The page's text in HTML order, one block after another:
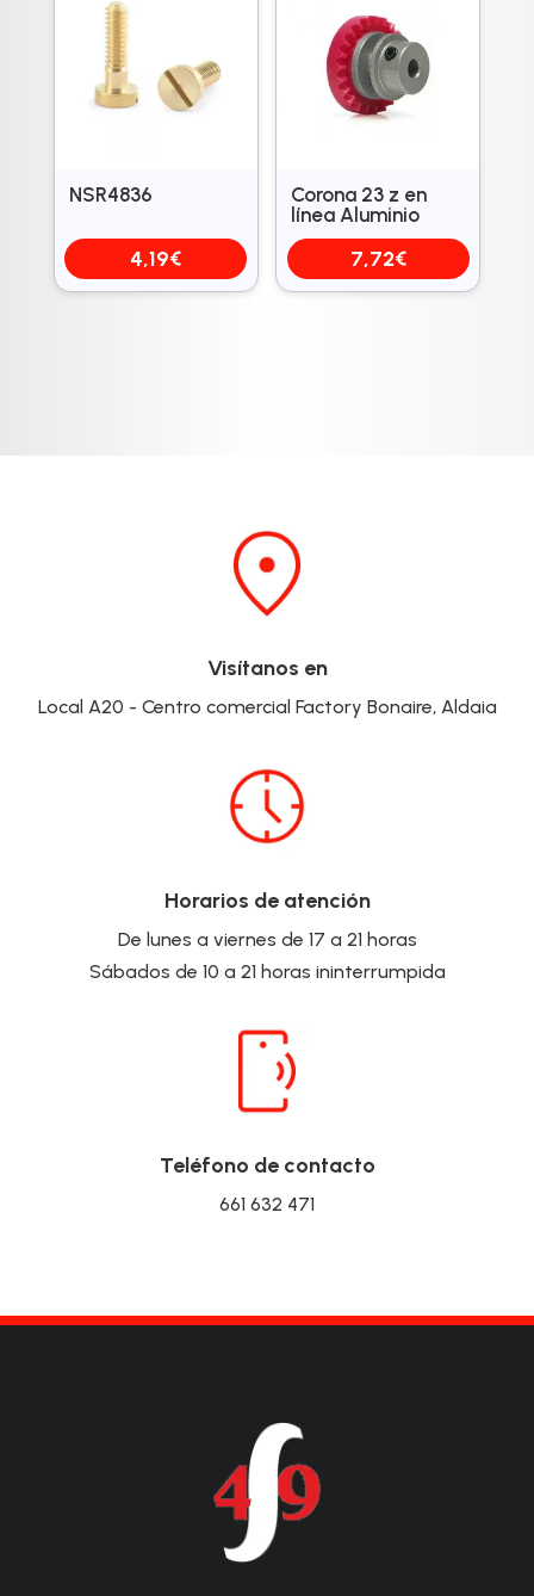
NSR4836
4,19€
Corona 23 z en
línea Aluminio
7,72€
Visítanos en
Local A20 - Centro comercial Factory Bonaire, Aldaia
Horarios de atención
De lunes a viernes de 17 a 21 horas
Sábados de 10 a 21 horas ininterrumpida
Teléfono de contacto
661 632 471